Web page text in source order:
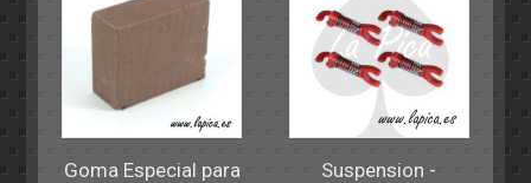
Goma Especial para
Suspension -